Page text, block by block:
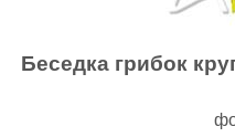
Беседка грибок